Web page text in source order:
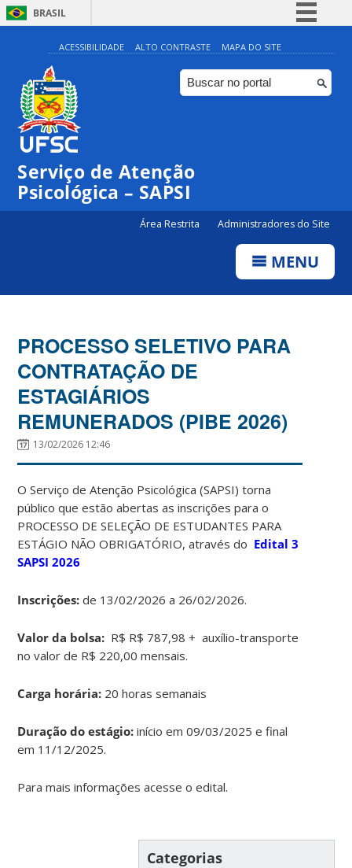
BRASIL
Simplifique!
Comunica BR
Participe
ACESSIBILIDADE ALTO CONTRASTE MAPA DO SITE
Serviço de Atenção
Psicológica – SAPSI
Área Restrita Administradores do Site
MENU
PROCESSO SELETIVO PARA
CONTRATAÇÃO DE
ESTAGIÁRIOS
REMUNERADOS (PIBE 2026)
13/02/2026 12:46
O Serviço de Atenção Psicológica (SAPSI) torna
público que estão abertas as inscrições para o
PROCESSO DE SELEÇÃO DE ESTUDANTES PARA
ESTÁGIO NÃO OBRIGATÓRIO, através do Edital 3
SAPSI 2026
Inscrições: de 13/02/2026 a 26/02/2026.
Valor da bolsa: R$ R$ 787,98 + auxílio-transporte
no valor de R$ 220,00 mensais.
Carga horária: 20 horas semanais
Duração do estágio: início em 09/03/2025 e final
em 11/12/2025.
Para mais informações acesse o edital.
Categorias